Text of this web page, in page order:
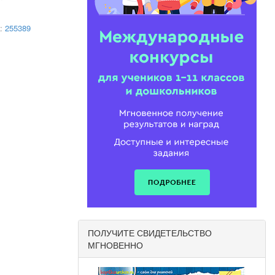
255389
ПОЛУЧИТЕ СВИДЕТЕЛЬСТВО
МГНОВЕННО